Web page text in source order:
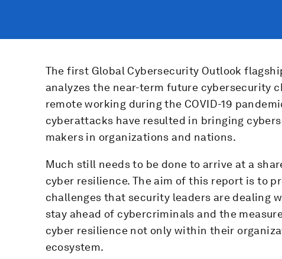
The first Global Cybersecurity Outlook
analyzes the near-term future cybersecurity
remote working during the COVID-19
cyberattacks have resulted in bringing
makers in organizations and nations.
Much still needs to be done to arrive at a
cyber resilience. The aim of this report is to
challenges that security leaders are dealing
stay ahead of cybercriminals and the
cyber resilience not only within their
ecosystem.